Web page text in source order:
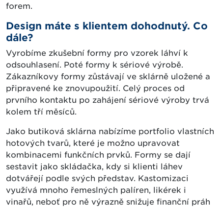
forem.
Design máte s klientem dohodnutý. Co
dále?
Vyrobíme zkušební formy pro vzorek láhví k
odsouhlasení. Poté formy k sériové výrobě.
Zákazníkovy formy zůstávají ve sklárně uložené a
připravené ke znovupoužití. Celý proces od
prvního kontaktu po zahájení sériové výroby trvá
kolem tří měsíců.
Jako butiková sklárna nabízíme portfolio vlastních
hotových tvarů, které je možno upravovat
kombinacemi funkčních prvků. Formy se dají
sestavit jako skládačka, kdy si klienti láhev
dotvářejí podle svých představ. Kastomizaci
využívá mnoho řemeslných palíren, likérek i
vinařů, neboť pro ně výrazně snižuje finanční práh